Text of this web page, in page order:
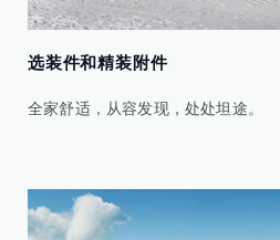
选装件和精装附件
全家舒适，从容发现，处处坦途。